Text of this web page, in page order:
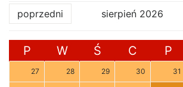
poprzedni sierpień 2026
P W Ś C P
27 28 29 30 31